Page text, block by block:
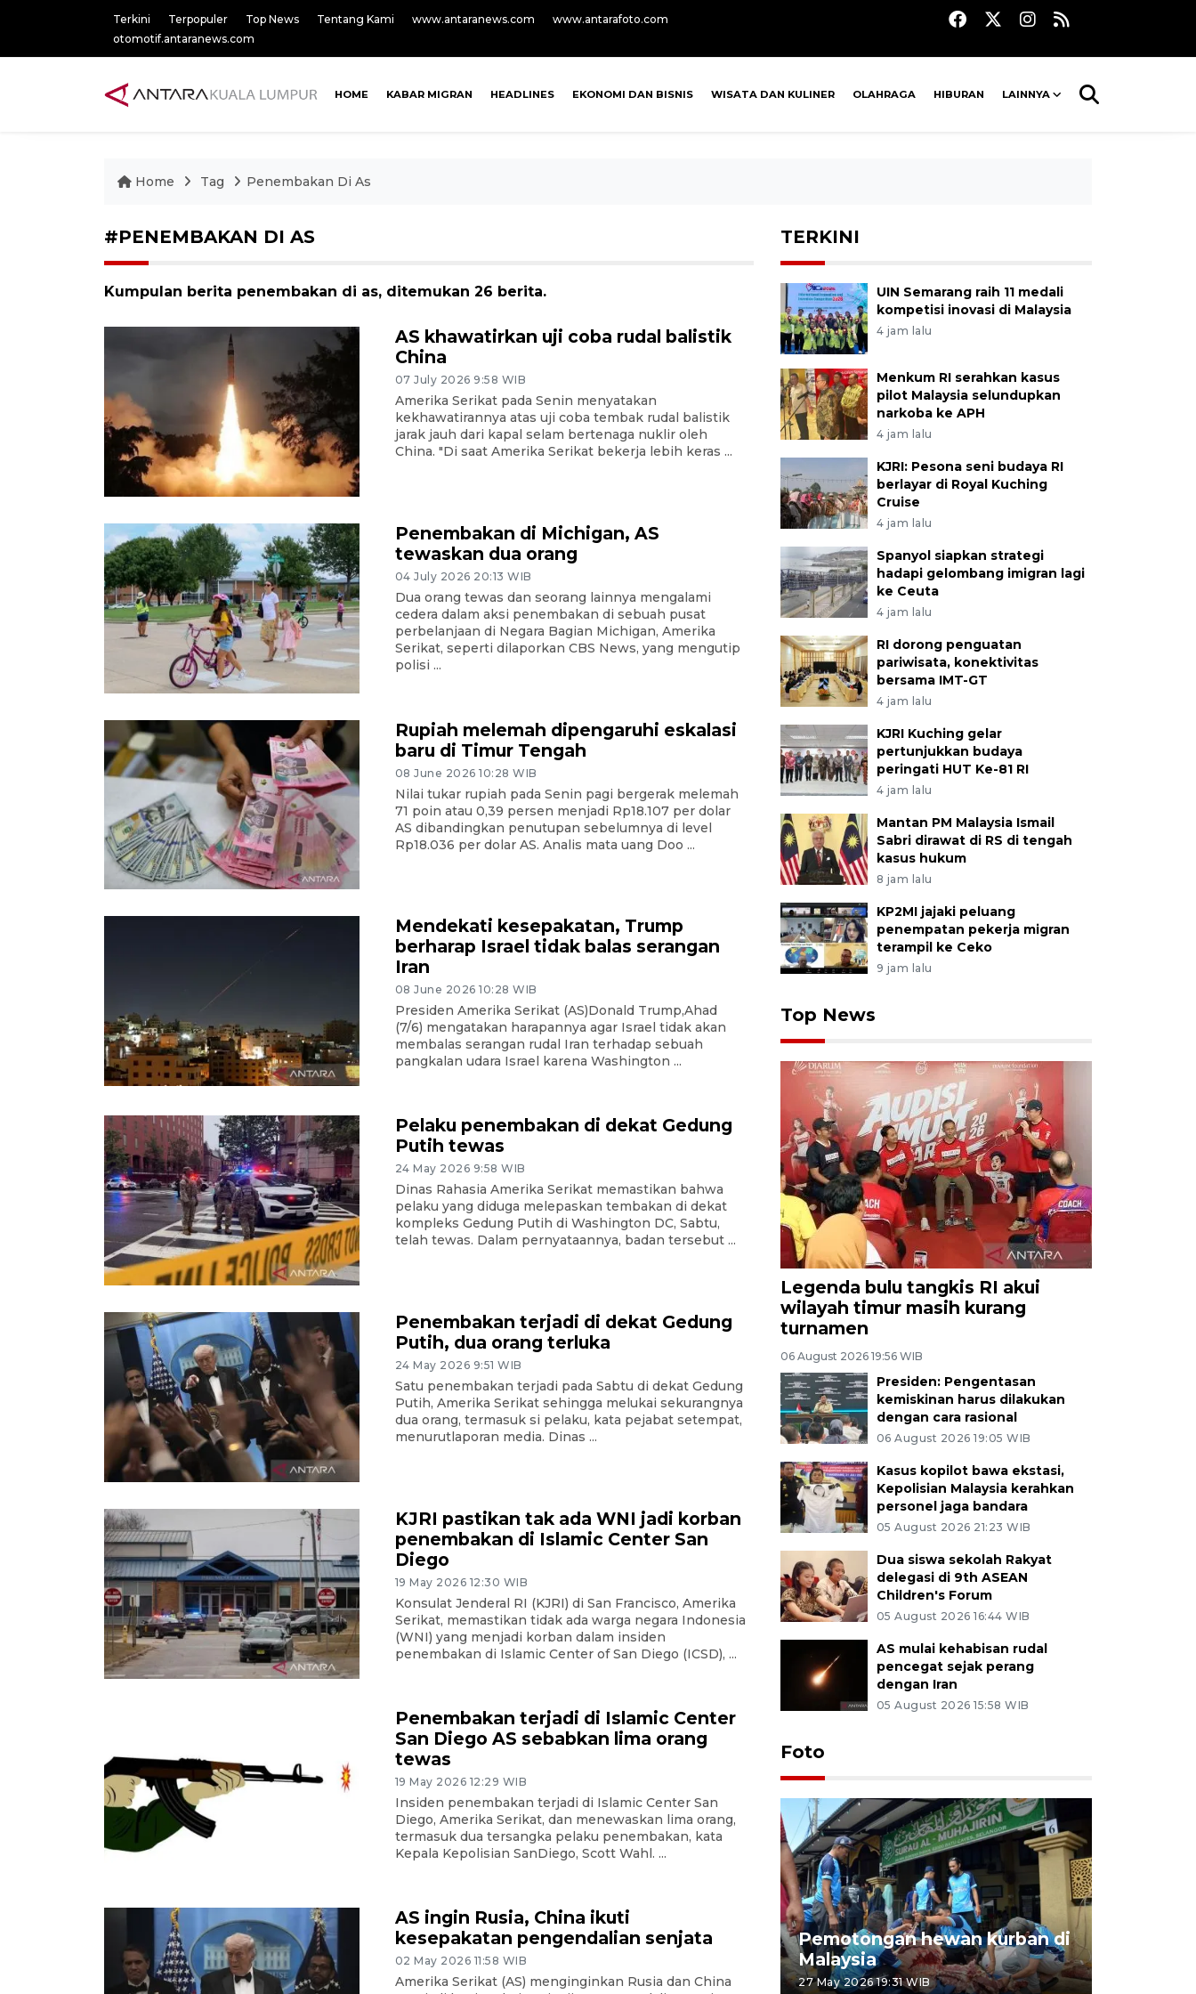
Terkini Terpopuler Top News Tentang Kami www.antaranews.com
www.antarafoto.com
otomotif.antaranews.com
HOME KABAR MIGRAN HEADLINES EKONOMI DAN BISNIS WISATA DAN KULINER OLAHRAGA HIBURAN LAINNYA
Home Tag Penembakan Di As
#PENEMBAKAN DI AS
Kumpulan berita penembakan di as, ditemukan 26 berita.
AS khawatirkan uji coba rudal balistik
China
07 July 2026 9:58 WIB
Amerika Serikat pada Senin menyatakan
kekhawatirannya atas uji coba tembak rudal balistik
jarak jauh dari kapal selam bertenaga nuklir oleh
China. "Di saat Amerika Serikat bekerja lebih keras ...
Penembakan di Michigan, AS
tewaskan dua orang
04 July 2026 20:13 WIB
Dua orang tewas dan seorang lainnya mengalami
cedera dalam aksi penembakan di sebuah pusat
perbelanjaan di Negara Bagian Michigan, Amerika
Serikat, seperti dilaporkan CBS News, yang mengutip
polisi ...
Rupiah melemah dipengaruhi eskalasi
baru di Timur Tengah
08 June 2026 10:28 WIB
Nilai tukar rupiah pada Senin pagi bergerak melemah
71 poin atau 0,39 persen menjadi Rp18.107 per dolar
AS dibandingkan penutupan sebelumnya di level
Rp18.036 per dolar AS. Analis mata uang Doo ...
Mendekati kesepakatan, Trump
berharap Israel tidak balas serangan
Iran
08 June 2026 10:28 WIB
Presiden Amerika Serikat (AS)Donald Trump,Ahad
(7/6) mengatakan harapannya agar Israel tidak akan
membalas serangan rudal Iran terhadap sebuah
pangkalan udara Israel karena Washington ...
Pelaku penembakan di dekat Gedung
Putih tewas
24 May 2026 9:58 WIB
Dinas Rahasia Amerika Serikat memastikan bahwa
pelaku yang diduga melepaskan tembakan di dekat
kompleks Gedung Putih di Washington DC, Sabtu,
telah tewas. Dalam pernyataannya, badan tersebut ...
Penembakan terjadi di dekat Gedung
Putih, dua orang terluka
24 May 2026 9:51 WIB
Satu penembakan terjadi pada Sabtu di dekat Gedung
Putih, Amerika Serikat sehingga melukai sekurangnya
dua orang, termasuk si pelaku, kata pejabat setempat,
menurutlaporan media. Dinas ...
KJRI pastikan tak ada WNI jadi korban
penembakan di Islamic Center San
Diego
19 May 2026 12:30 WIB
Konsulat Jenderal RI (KJRI) di San Francisco, Amerika
Serikat, memastikan tidak ada warga negara Indonesia
(WNI) yang menjadi korban dalam insiden
penembakan di Islamic Center of San Diego (ICSD), ...
Penembakan terjadi di Islamic Center
San Diego AS sebabkan lima orang
tewas
19 May 2026 12:29 WIB
Insiden penembakan terjadi di Islamic Center San
Diego, Amerika Serikat, dan menewaskan lima orang,
termasuk dua tersangka pelaku penembakan, kata
Kepala Kepolisian SanDiego, Scott Wahl. ...
AS ingin Rusia, China ikuti
kesepakatan pengendalian senjata
02 May 2026 11:58 WIB
Amerika Serikat (AS) menginginkan Rusia dan China
TERKINI
UIN Semarang raih 11 medali
kompetisi inovasi di Malaysia
4 jam lalu
Menkum RI serahkan kasus
pilot Malaysia selundupkan
narkoba ke APH
4 jam lalu
KJRI: Pesona seni budaya RI
berlayar di Royal Kuching
Cruise
4 jam lalu
Spanyol siapkan strategi
hadapi gelombang imigran lagi
ke Ceuta
4 jam lalu
RI dorong penguatan
pariwisata, konektivitas
bersama IMT-GT
4 jam lalu
KJRI Kuching gelar
pertunjukkan budaya
peringati HUT Ke-81 RI
4 jam lalu
Mantan PM Malaysia Ismail
Sabri dirawat di RS di tengah
kasus hukum
8 jam lalu
KP2MI jajaki peluang
penempatan pekerja migran
terampil ke Ceko
9 jam lalu
Top News
Legenda bulu tangkis RI akui
wilayah timur masih kurang
turnamen
06 August 2026 19:56 WIB
Presiden: Pengentasan
kemiskinan harus dilakukan
dengan cara rasional
06 August 2026 19:05 WIB
Kasus kopilot bawa ekstasi,
Kepolisian Malaysia kerahkan
personel jaga bandara
05 August 2026 21:23 WIB
Dua siswa sekolah Rakyat
delegasi di 9th ASEAN
Children's Forum
05 August 2026 16:44 WIB
AS mulai kehabisan rudal
pencegat sejak perang
dengan Iran
05 August 2026 15:58 WIB
Foto
Tarawih di Malaysia
19 February 2026 19:47 WIB
Pemotongan hewan kurban di
Malaysia
27 May 2026 19:31 WIB